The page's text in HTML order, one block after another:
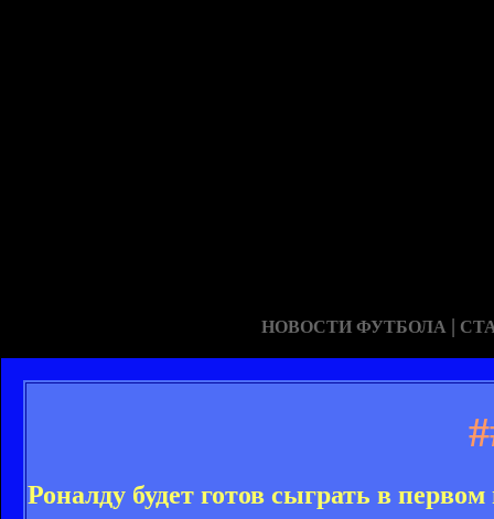
НОВОСТИ ФУТБОЛА |
Роналду будет готов сыграть в